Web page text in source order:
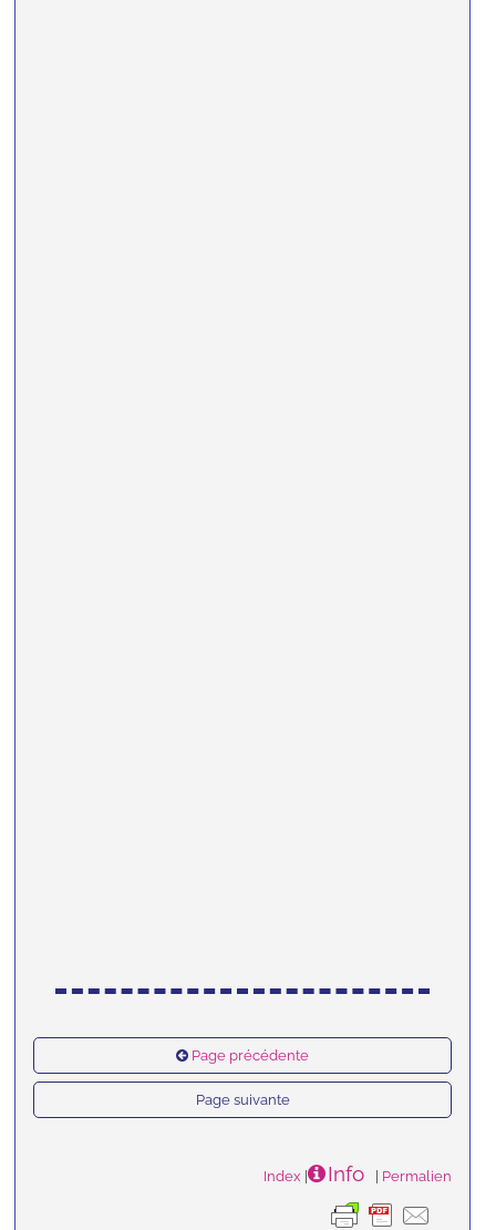
Page précédente
Page suivante
Index | Info | Permalien